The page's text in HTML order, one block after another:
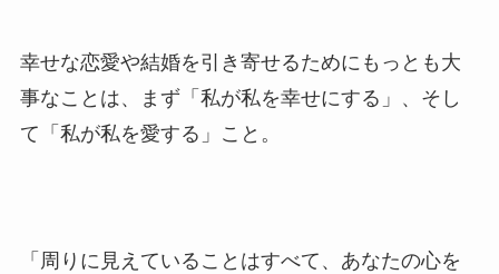
幸せな恋愛や結婚を引き寄せるためにもっとも大
事なことは、まず「私が私を幸せにする」、そし
て「私が私を愛する」こと。⁡
⁡「周りに見えていることはすべて、あなたの心を